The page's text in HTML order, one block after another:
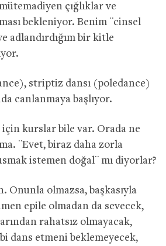
çığlıklar ve
bekleniyor. Benim ¨cinsel
adlandırdığım bir kitle
striptiz dansı (poledance)
canlanmaya başlıyor.
için kurslar bile var. Orada ne
¨Evet, biraz daha zorla
istemen doğal¨ mı diyorlar?
Onunla olmazsa, başkasıyla
epile olmadan da sevecek,
rahatsız olmayacak,
dans etmeni beklemeyecek,